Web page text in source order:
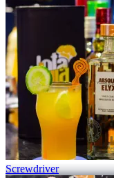
Screwdriver